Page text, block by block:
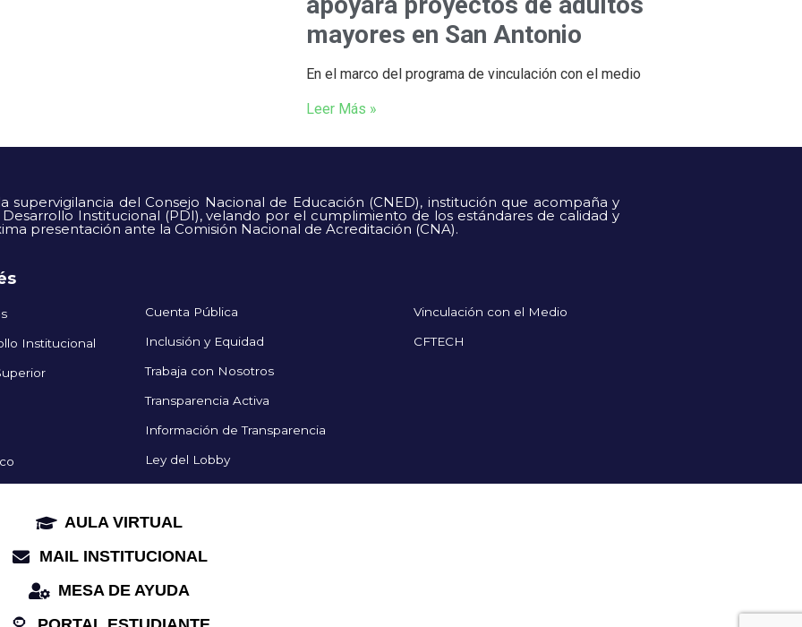
mayores en San Antonio
En el marco del programa de vinculación con el medio
Leer Más »
supervigilancia del Consejo Nacional de Educación (CNED), institución que acompaña y
Institucional (PDI), velando por el cumplimiento de los estándares de calidad y
presentación ante la Comisión Nacional de Acreditación (CNA).
Institucional
Cuenta Pública
Inclusión y Equidad
Trabaja con Nosotros
Transparencia Activa
Información de Transparencia
Ley del Lobby
Vinculación con el Medio
CFTECH
AULA VIRTUAL
MAIL INSTITUCIONAL
MESA DE AYUDA